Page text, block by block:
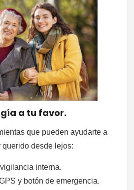
a tu favor.
que pueden ayudarte a
querido desde lejos:
interna.
y botón de emergencia.